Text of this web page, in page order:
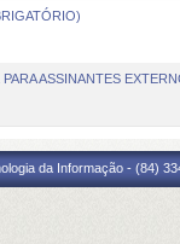
ASSINANTES
da Informação - (84)